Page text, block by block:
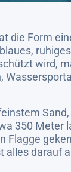
die Form
wird,
350 Meter
Flagge
alles darauf